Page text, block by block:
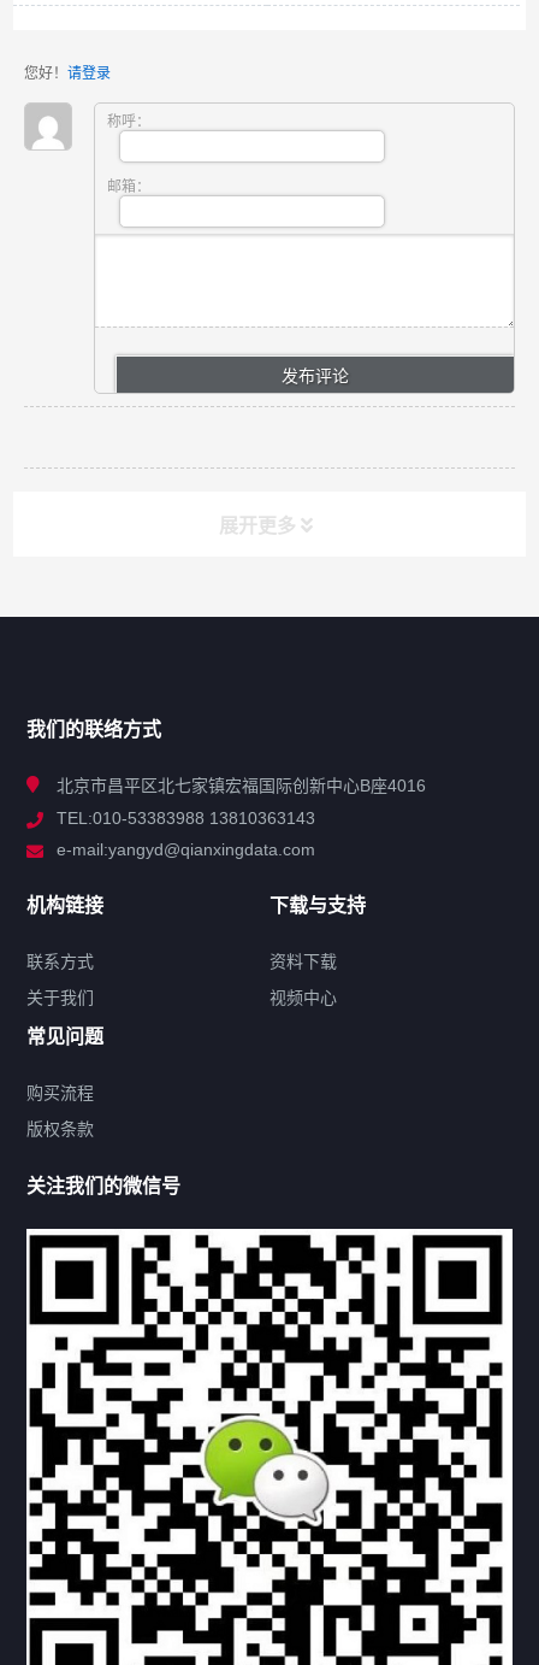
您好！ 请登录
称呼：
邮箱：
展开更多
解决方案
联系方式
热门标签
机构链接
联系方式 关于我们
下载与支持
资料下载 视频中心
常见问题
购买流程 版权条款
北京乾行捷通荣获阿里巴巴国际站多项年度荣誉，持续引
领ICT与AI行业发展
我们的联络方式
北京市昌平区北七家镇宏福国际创新中心B座4016
TEL:010-53383988 13810363143
e-mail:yangyd@qianxingdata.com
机构链接
联系方式
关于我们
下载与支持
资料下载
视频中心
常见问题
购买流程
版权条款
关注我们的微信号